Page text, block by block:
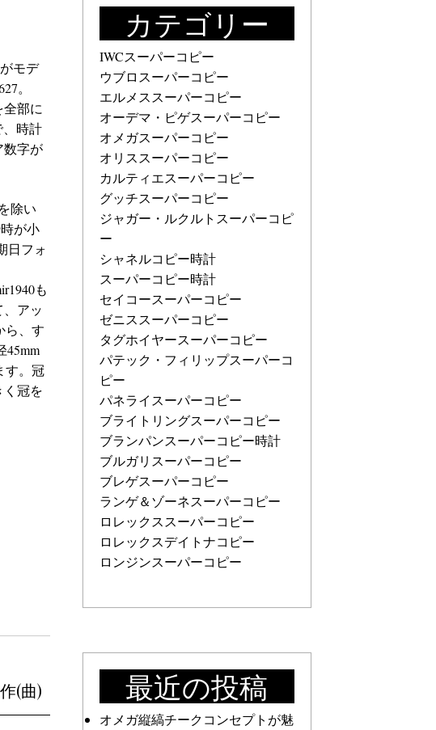
モデ
。
部に
、時計
数字が
除い
が小
日フォ
も
アッ
ら、す
45mm
す。冠
冠を
(曲)
カテゴリー
IWCスーパーコピー
ウブロスーパーコピー
エルメススーパーコピー
オーデマ・ピゲスーパーコピー
オメガスーパーコピー
オリススーパーコピー
カルティエスーパーコピー
グッチスーパーコピー
ジャガー・ルクルトスーパーコピ
ー
シャネルコピー時計
スーパーコピー時計
セイコースーパーコピー
ゼニススーパーコピー
タグホイヤースーパーコピー
パテック・フィリップスーパーコ
ピー
パネライスーパーコピー
ブライトリングスーパーコピー
ブランパンスーパーコピー時計
ブルガリスーパーコピー
ブレゲスーパーコピー
ランゲ＆ゾーネスーパーコピー
ロレックススーパーコピー
ロレックスデイトナコピー
ロンジンスーパーコピー
最近の投稿
オメガ縦縞チークコンセプトが魅